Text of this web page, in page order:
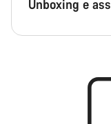
Unboxing e